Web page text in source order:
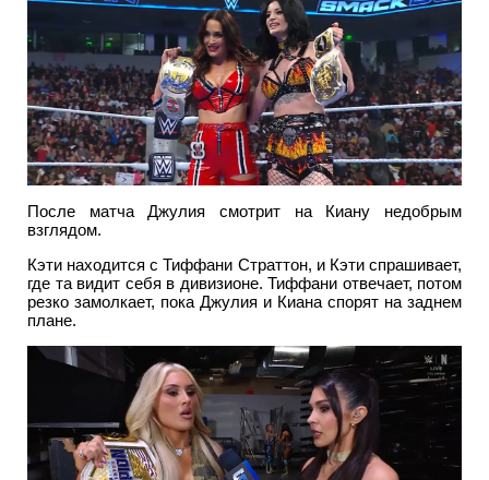
После матча Джулия смотрит на Киану недобрым
взглядом.
Кэти находится с Тиффани Страттон, и Кэти спрашивает,
где та видит себя в дивизионе. Тиффани отвечает, потом
резко замолкает, пока Джулия и Киана спорят на заднем
плане.